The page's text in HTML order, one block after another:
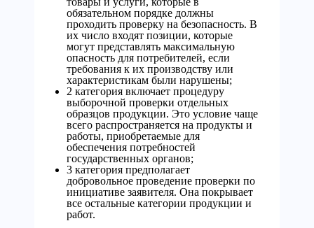
обязательном порядке должны
проходить проверку на безопасность. В
их число входят позиции, которые
могут представлять максимальную
опасность для потребителей, если
требования к их производству или
характеристикам были нарушены;
2 категория включает процедуру
выборочной проверки отдельных
образцов продукции. Это условие чаще
всего распространяется на продукты и
работы, приобретаемые для
обеспечения потребностей
государственных органов;
3 категория предполагает
добровольное проведение проверки по
инициативе заявителя. Она покрывает
все остальные категории продукции и
работ.